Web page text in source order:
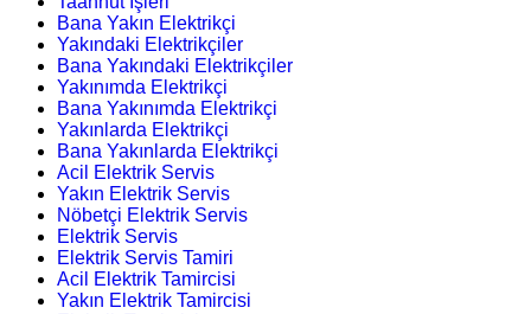
Bana Yakın Elektrikçi
Yakındaki Elektrikçiler
Bana Yakındaki Elektrikçiler
Yakınımda Elektrikçi
Bana Yakınımda Elektrikçi
Yakınlarda Elektrikçi
Bana Yakınlarda Elektrikçi
Acil Elektrik Servis
Yakın Elektrik Servis
Nöbetçi Elektrik Servis
Elektrik Servis
Elektrik Servis Tamiri
Acil Elektrik Tamircisi
Yakın Elektrik Tamircisi